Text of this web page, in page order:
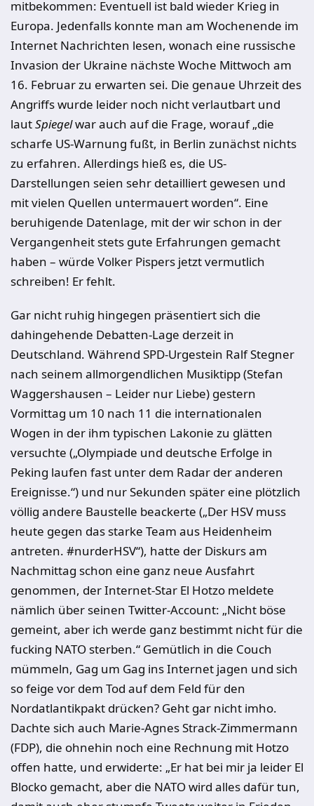
mitbekommen: Eventuell ist bald wieder Krieg in
Europa. Jedenfalls konnte man am Wochenende im
Internet Nachrichten lesen, wonach eine russische
Invasion der Ukraine nächste Woche Mittwoch am
16. Februar zu erwarten sei. Die genaue Uhrzeit des
Angriffs wurde leider noch nicht verlautbart und
lautSpiegelwar auch auf die Frage, worauf „die
scharfe US-Warnung fußt, in Berlin zunächst nichts
zu erfahren. Allerdings hieß es, die US-
Darstellungen seien sehr detailliert gewesen und
mit vielen Quellen untermauert worden“. Eine
beruhigende Datenlage, mit der wir schon in der
Vergangenheit stets gute Erfahrungen gemacht
haben – würde Volker Pispers jetzt vermutlich
schreiben! Er fehlt.
Gar nicht ruhig hingegen präsentiert sich die
dahingehende Debatten-Lage derzeit in
Deutschland. Während SPD-Urgestein Ralf Stegner
nach seinem allmorgendlichen Musiktipp (Stefan
Waggershausen – Leider nur Liebe) gestern
Vormittag um 10 nach 11 die internationalen
Wogen in der ihm typischen Lakonie zu glätten
versuchte („Olympiade und deutsche Erfolge in
Peking laufen fast unter dem Radar der anderen
Ereignisse.“) und nur Sekunden später eine plötzlich
völlig andere Baustelle beackerte („Der HSV muss
heute gegen das starke Team aus Heidenheim
antreten. #nurderHSV“), hatte der Diskurs am
Nachmittag schon eine ganz neue Ausfahrt
genommen, der Internet-Star El Hotzo meldete
nämlich über seinen Twitter-Account: „Nicht böse
gemeint, aber ich werde ganz bestimmt nicht für die
fucking NATO sterben.“ Gemütlich in die Couch
mümmeln, Gag um Gag ins Internet jagen und sich
so feige vor dem Tod auf dem Feld für den
Nordatlantikpakt drücken? Geht gar nicht imho.
Dachte sich auch Marie-Agnes Strack-Zimmermann
(FDP), die ohnehin noch eine Rechnung mit Hotzo
offen hatte, und erwiderte: „Er hat bei mir ja leider El
Blocko gemacht, aber die NATO wird alles dafür tun,